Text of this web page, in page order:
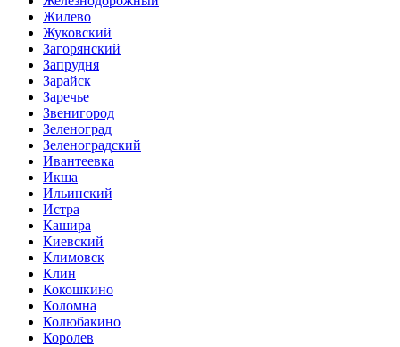
Жилево
Жуковский
Загорянский
Запрудня
Зарайск
Заречье
Звенигород
Зеленоград
Зеленоградский
Ивантеевка
Икша
Ильинский
Истра
Кашира
Киевский
Климовск
Клин
Кокошкино
Коломна
Колюбакино
Королев